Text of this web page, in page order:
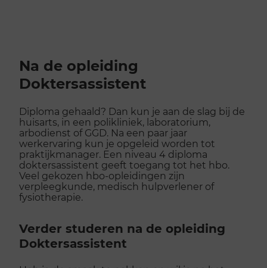
Na de opleiding
Doktersassistent
Diploma gehaald? Dan kun je aan de slag bij de
huisarts, in een polikliniek, laboratorium,
arbodienst of GGD. Na een paar jaar
werkervaring kun je opgeleid worden tot
praktijkmanager. Een niveau 4 diploma
doktersassistent geeft toegang tot het hbo.
Veel gekozen hbo-opleidingen zijn
verpleegkunde, medisch hulpverlener of
fysiotherapie.
Verder studeren na de opleiding
Doktersassistent